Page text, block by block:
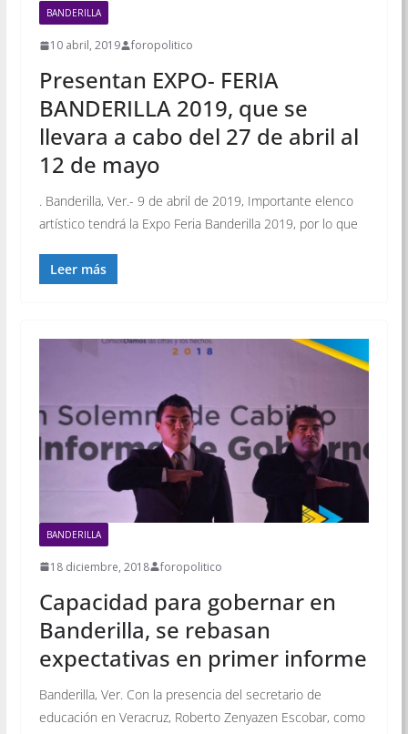
BANDERILLA
10 abril, 2019 foropolitico
Presentan EXPO- FERIA
BANDERILLA 2019, que se
llevara a cabo del 27 de abril al
12 de mayo
. Banderilla, Ver.- 9 de abril de 2019, Importante elenco
artístico tendrá la Expo Feria Banderilla 2019, por lo que
Leer más
BANDERILLA
18 diciembre, 2018 foropolitico
Capacidad para gobernar en
Banderilla, se rebasan
expectativas en primer informe
Banderilla, Ver. Con la presencia del secretario de
educación en Veracruz, Roberto Zenyazen Escobar, como